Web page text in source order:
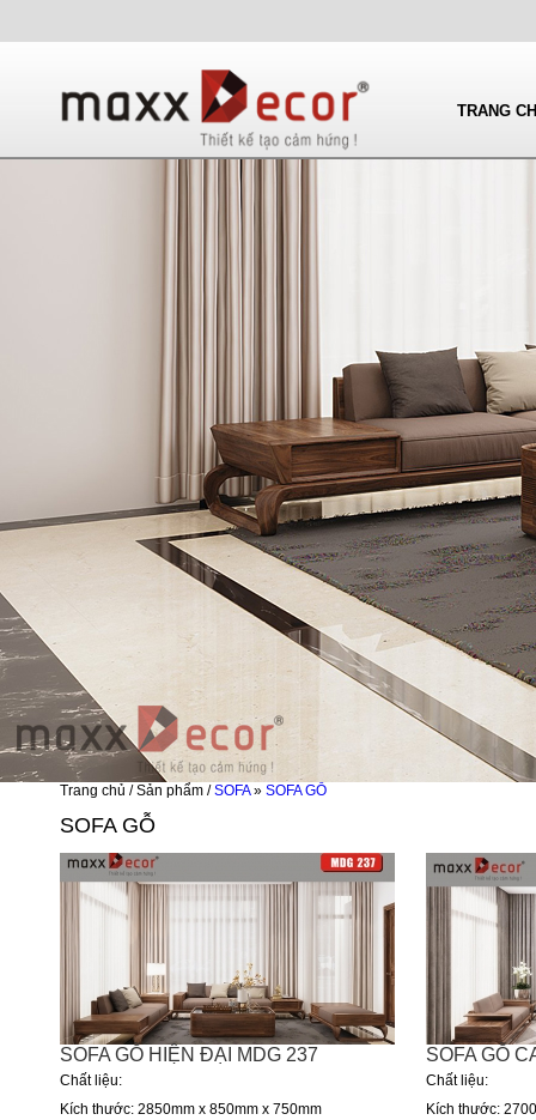
TRANG
Trang chủ / Sản phẩm /SOFA» SOFA GỖ
SOFA GỖ
SOFA GỖ HIỆN ĐẠI MDG 237
Chất liệu:
Kích thước: 2850mm x 850mm x 750mm
SOFA GỖ
Chất liệu:
Kích thước: